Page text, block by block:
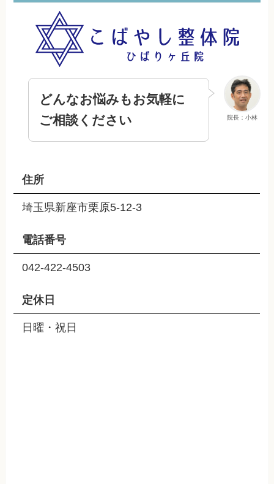
院長：小林
どんなお悩みもお気軽に
ご相談ください
住所
埼玉県新座市栗原5-12-3
電話番号
042-422-4503
定休日
日曜・祝日